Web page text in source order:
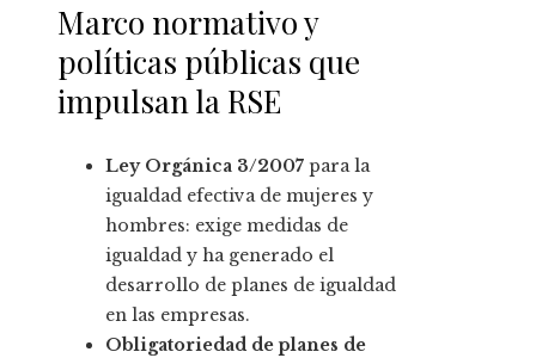
Marco normativo y
políticas públicas que
impulsan la RSE
Ley Orgánica 3/2007 para la
igualdad efectiva de mujeres y
hombres: exige medidas de
igualdad y ha generado el
desarrollo de planes de igualdad
en las empresas.
Obligatoriedad de planes de